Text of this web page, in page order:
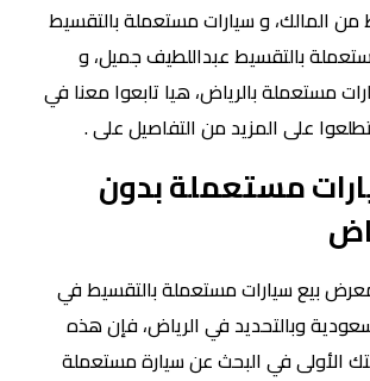
المالك، و سيارات مستعملة بالتقسيط
بالتقسيط عبداللطيف جميل، و
مستعملة بالرياض، هيا تابعوا معنا في
على المزيد من التفاصيل على .
مستعملة بدون
بيع سيارات مستعملة بالتقسيط في
وبالتحديد في الرياض، فإن هذه
الأولى في البحث عن سيارة مستعملة